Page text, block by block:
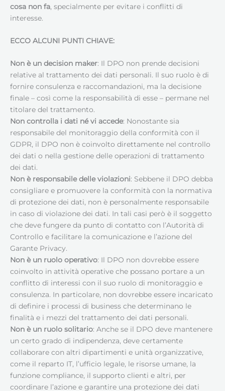
cosa non fa, specialmente per evitare i conflitti di
interesse.
ECCO ALCUNI PUNTI CHIAVE:
Non è un decision maker: Il DPO non prende decisioni
relative al trattamento dei dati personali. Il suo ruolo è di
fornire consulenza e raccomandazioni, ma la decisione
finale – così come la responsabilità di esse – permane nel
titolare del trattamento.
Non controlla i dati né vi accede: Nonostante sia
responsabile del monitoraggio della conformità con il
GDPR, il DPO non è coinvolto direttamente nel controllo
dei dati o nella gestione delle operazioni di trattamento
dei dati.
Non è responsabile delle violazioni: Sebbene il DPO debba
consigliare e promuovere la conformità con la normativa
di protezione dei dati, non è personalmente responsabile
in caso di violazione dei dati. In tali casi però è il soggetto
che deve fungere da punto di contatto con l’Autorità di
Controllo e facilitare la comunicazione e l’azione del
Garante Privacy.
Non è un ruolo operativo: Il DPO non dovrebbe essere
coinvolto in attività operative che possano portare a un
conflitto di interessi con il suo ruolo di monitoraggio e
consulenza. In particolare, non dovrebbe essere incaricato
di definire i processi di business che determinano le
finalità e i mezzi del trattamento dei dati personali.
Non è un ruolo solitario: Anche se il DPO deve mantenere
un certo grado di indipendenza, deve certamente
collaborare con altri dipartimenti e unità organizzative,
come il reparto IT, l’ufficio legale, le risorse umane, la
funzione compliance, il supporto clienti e altri, per
coordinare l’azione e garantire una protezione dei dati